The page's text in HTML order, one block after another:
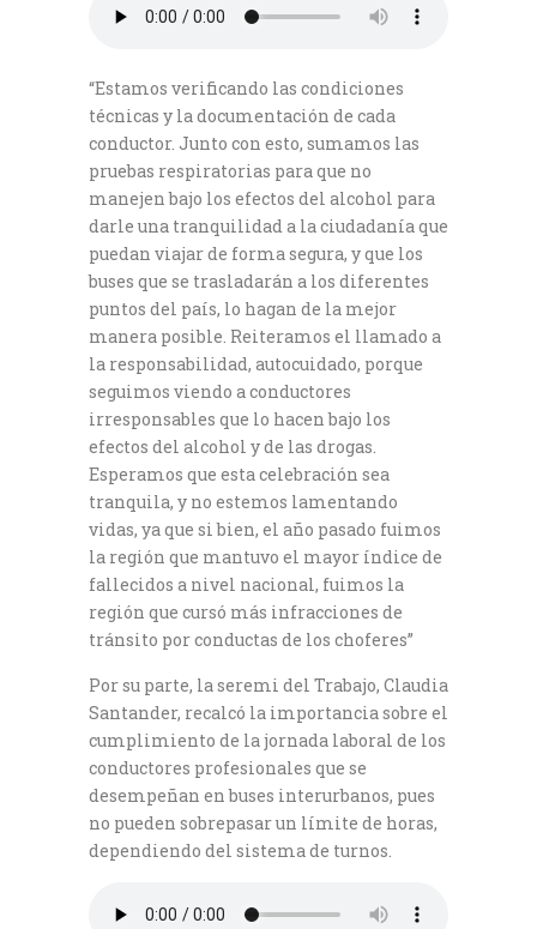
“Estamos verificando las condiciones
técnicas y la documentación de cada
conductor. Junto con esto, sumamos las
pruebas respiratorias para que no
manejen bajo los efectos del alcohol para
darle una tranquilidad a la ciudadanía que
puedan viajar de forma segura, y que los
buses que se trasladarán a los diferentes
puntos del país, lo hagan de la mejor
manera posible. Reiteramos el llamado a
la responsabilidad, autocuidado, porque
seguimos viendo a conductores
irresponsables que lo hacen bajo los
efectos del alcohol y de las drogas.
Esperamos que esta celebración sea
tranquila, y no estemos lamentando
vidas, ya que si bien, el año pasado fuimos
la región que mantuvo el mayor índice de
fallecidos a nivel nacional, fuimos la
región que cursó más infracciones de
tránsito por conductas de los choferes”
Por su parte, la seremi del Trabajo, Claudia
Santander, recalcó la importancia sobre el
cumplimiento de la jornada laboral de los
conductores profesionales que se
desempeñan en buses interurbanos, pues
no pueden sobrepasar un límite de horas,
dependiendo del sistema de turnos.